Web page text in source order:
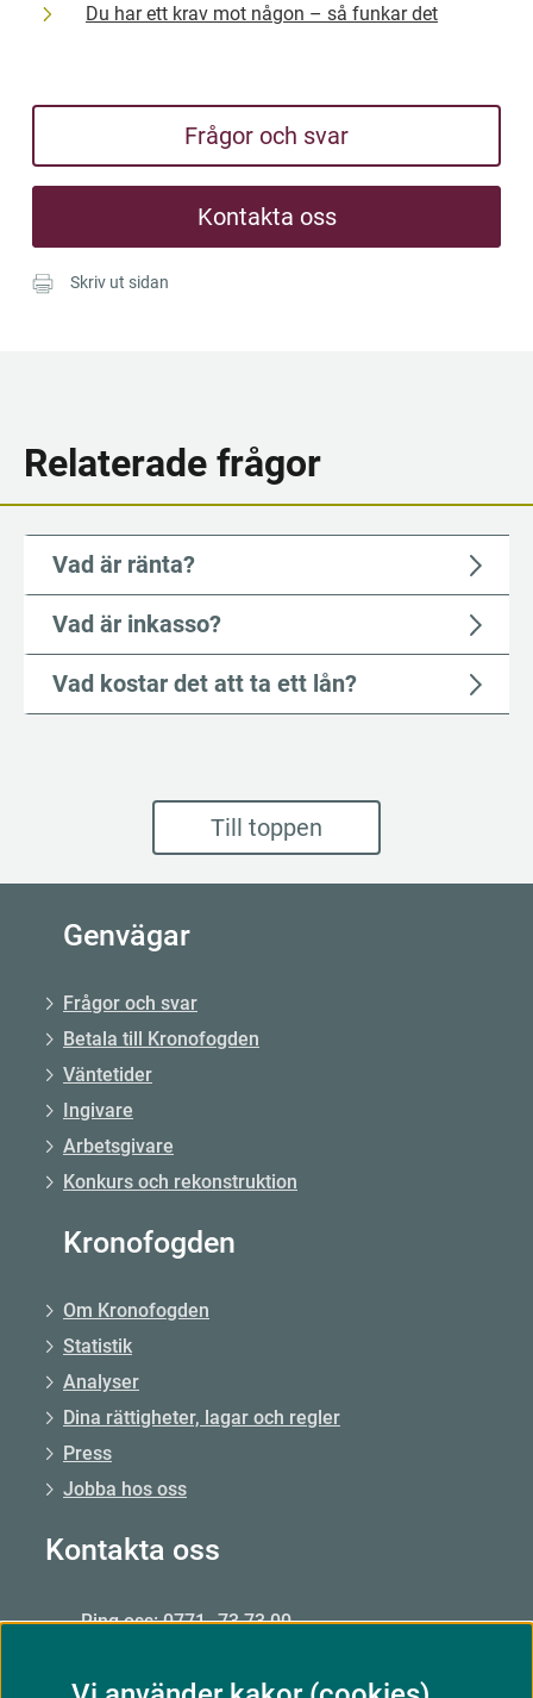
Du har ett krav mot någon – så funkar det
Frågor och svar
Kontakta oss
Skriv ut sidan
Relaterade frågor
Vad är ränta?
Vad är inkasso?
Vad kostar det att ta ett lån?
Till toppen
Genvägar
Frågor och svar
Betala till Kronofogden
Väntetider
Ingivare
Arbetsgivare
Konkurs och rekonstruktion
Kronofogden
Om Kronofogden
Statistik
Analyser
Dina rättigheter, lagar och regler
Press
Jobba hos oss
Kontakta oss
Ring oss: 0771–73 73 00